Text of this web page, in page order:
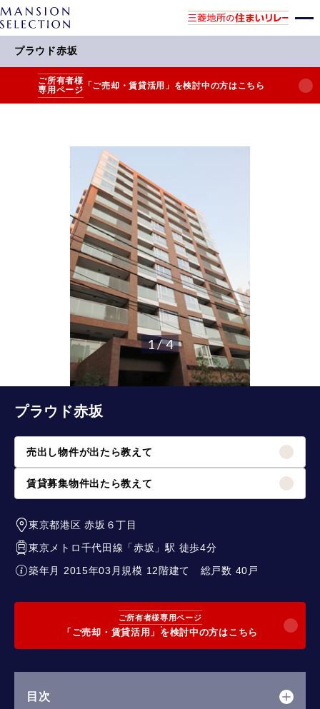
プラウド赤坂
ご所有者様
専用ページ 「ご売却・賃貸活用」を検討中の方はこちら
1 / 4
プラウド赤坂
売出し物件が出たら教えて
賃貸募集物件出たら教えて
東京都港区 赤坂６丁目
東京メトロ千代田線 「赤坂 」駅 徒歩4分
築年月 2015年03月規模 12階建て 総戸数 40戸
ご所有者様専用ページ
「ご売却・賃貸活用」を検討中の方はこちら
目次